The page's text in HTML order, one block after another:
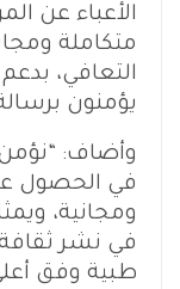
الأعباء عن
متكاملة
التعافي،
يؤمنون
وأضاف:
في الحصول
ومجانية،
في نشر
طبية وفق